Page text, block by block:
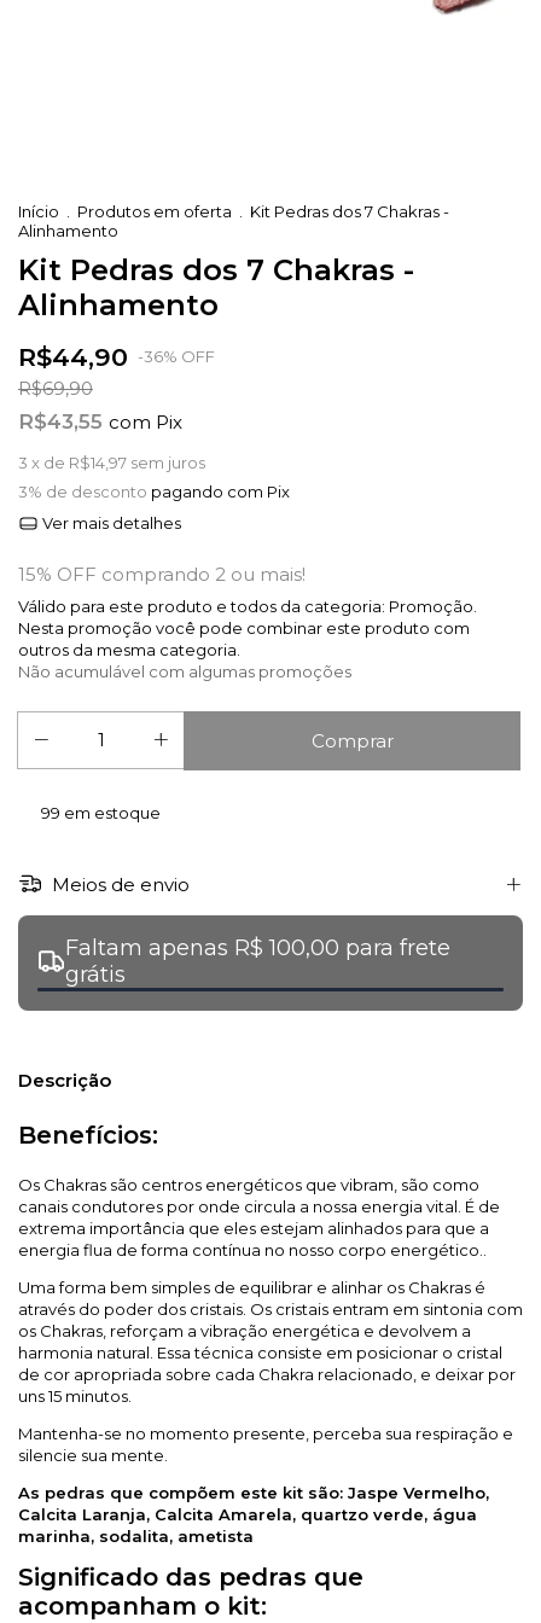
Início . Produtos em oferta . Kit Pedras dos 7 Chakras -
Alinhamento
Kit Pedras dos 7 Chakras -
Alinhamento
R$44,90 -36% OFF
R$69,90
R$43,55 com Pix
3 x de R$14,97 sem juros
3% de desconto pagando com Pix
Ver mais detalhes
15% OFF comprando 2 ou mais!
Válido para este produto e todos da categoria: Promoção.
Nesta promoção você pode combinar este produto com
outros da mesma categoria.
Não acumulável com algumas promoções
99 em estoque
Meios de envio
Faltam apenas R$ 100,00 para frete
grátis
Descrição
Benefícios:
Os Chakras são centros energéticos que vibram, são como
canais condutores por onde circula a nossa energia vital. É de
extrema importância que eles estejam alinhados para que a
energia flua de forma contínua no nosso corpo energético..
Uma forma bem simples de equilibrar e alinhar os Chakras é
através do poder dos cristais. Os cristais entram em sintonia com
os Chakras, reforçam a vibração energética e devolvem a
harmonia natural. Essa técnica consiste em posicionar o cristal
de cor apropriada sobre cada Chakra relacionado, e deixar por
uns 15 minutos.
Mantenha-se no momento presente, perceba sua respiração e
silencie sua mente.
As pedras que compõem este kit são: Jaspe Vermelho,
Calcita Laranja, Calcita Amarela, quartzo verde, água
marinha, sodalita, ametista
Significado das pedras que
acompanham o kit: